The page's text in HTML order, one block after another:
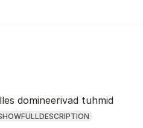
domineerivad tuhmid